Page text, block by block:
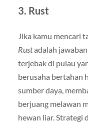
3. Rust
Jika kamu mencari
Rustadalah
terjebak di pulau
berusaha bertahan
sumber daya,
berjuang melawan
hewan liar. Strategi